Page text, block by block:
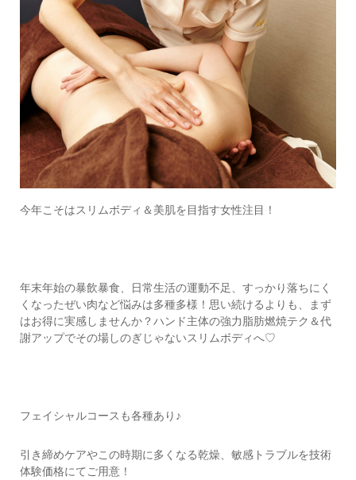
今年こそはスリムボディ＆美肌を目指す女性注目！
年末年始の暴飲暴食、日常生活の運動不足、すっかり落ちにく
くなったぜい肉など悩みは多種多様！思い続けるよりも、まず
はお得に実感しませんか？ハンド主体の強力脂肪燃焼テク＆代
謝アップでその場しのぎじゃないスリムボディへ♡
フェイシャルコースも各種あり♪
引き締めケアやこの時期に多くなる乾燥、敏感トラブルを技術
体験価格にてご用意！